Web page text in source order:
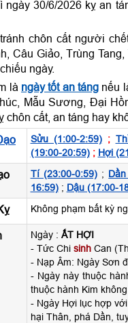
ngày 30/6/2026 kỵ an
chôn cất người
Câu Giảo, Trùng
ngày.
là ngày tốt an táng nếu
Mẫu Sương, Đại
chôn cất, an táng hay
Sửu (1:00-2:59);
(19:00-20:59); Hợi
Tí (23:00-0:59);
16:59); Dậu (17:00-
Không phạm bất kỳ
Ngày : ẤT HỢI
- Tức Chi sinhCan
- Nạp Âm: Ngày Sơn
- Ngày này thuộc
thuộc hành Kim không
- Ngày Hợi lục hợp
hại Thân, phá Dần,